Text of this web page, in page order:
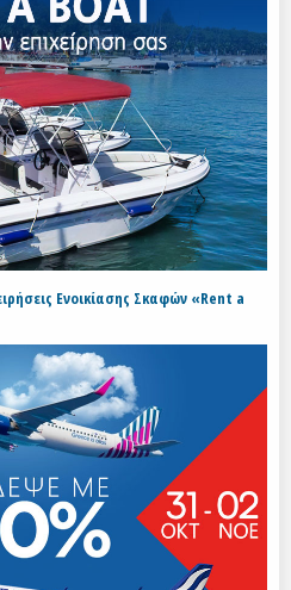
Ενοικίασης Σκαφών «Rent a